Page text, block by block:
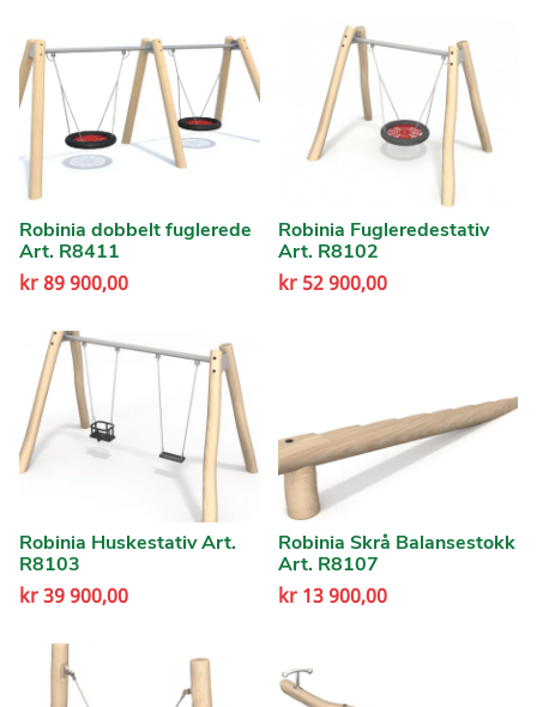
Robinia dobbelt fuglerede
Art. R8411
kr89 900,00
Robinia Fugleredestativ
Art. R8102
kr52 900,00
Robinia Huskestativ Art.
R8103
kr39 900,00
Robinia Skrå Balansestokk
Art. R8107
kr13 900,00